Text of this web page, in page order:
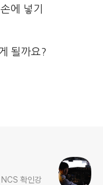
에 넣기
될까요?